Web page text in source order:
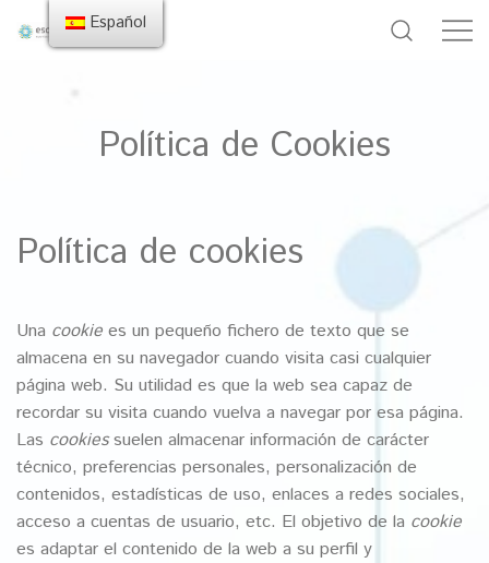
Política de Cookies
Política de cookies
Una cookie es un pequeño fichero de texto que se
almacena en su navegador cuando visita casi cualquier
página web. Su utilidad es que la web sea capaz de
recordar su visita cuando vuelva a navegar por esa página.
Las cookiessuelen almacenar información de carácter
técnico, preferencias personales, personalización de
contenidos, estadísticas de uso, enlaces a redes sociales,
acceso a cuentas de usuario, etc. El objetivo de la cookie
es adaptar el contenido de la web a su perfil y
Español